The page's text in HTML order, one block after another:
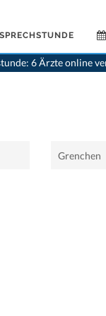
6 Ärzte online